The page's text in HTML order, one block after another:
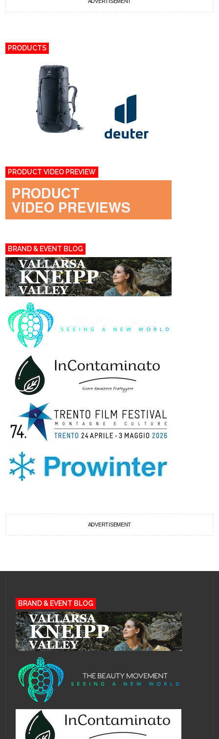
PRODUCTS
PRODUCT VIDEO PREVIEW
BRAND & EVENT BLOG
ADVERTISEMENT
BRAND & EVENT BLOG